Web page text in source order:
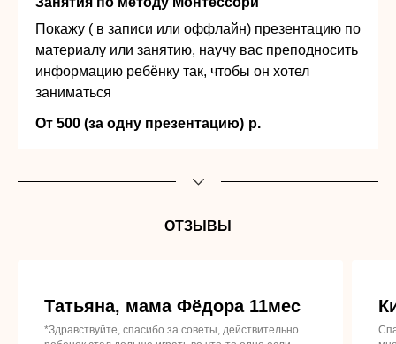
Покажу ( в записи или оффлайн) презентацию по
материалу или занятию, научу вас преподносить
информацию ребёнку так, чтобы он хотел
заниматься
От 500 (за одну презентацию) р.
ОТЗЫВЫ
Татьяна, мама Фёдора 11мес
*Здравствуйте, спасибо за советы, действительно